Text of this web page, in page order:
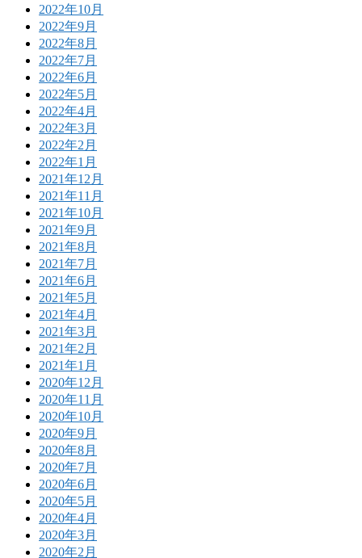
2022年10月
2022年9月
2022年8月
2022年7月
2022年6月
2022年5月
2022年4月
2022年3月
2022年2月
2022年1月
2021年12月
2021年11月
2021年10月
2021年9月
2021年8月
2021年7月
2021年6月
2021年5月
2021年4月
2021年3月
2021年2月
2021年1月
2020年12月
2020年11月
2020年10月
2020年9月
2020年8月
2020年7月
2020年6月
2020年5月
2020年4月
2020年3月
2020年2月